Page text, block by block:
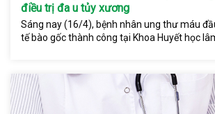
điều trị đa u tủy xương
Sáng nay (16/4), bệnh nhân ung thư máu
tế bào gốc thành công tại Khoa Huyết học